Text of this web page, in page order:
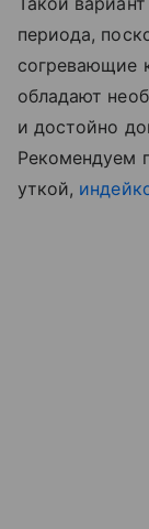
периода,
согревающие
обладают
и достойно
Рекомендуем
уткой,